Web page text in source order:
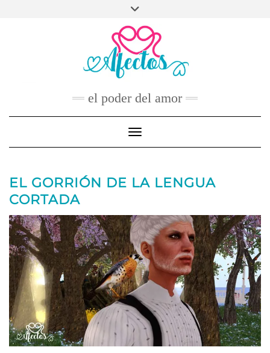
FACEBOOK
TWITTER
INSTAGRAM
PINTEREST
CONTACTO
el poder del amor
Toggle Navigation
EL GORRIÓN DE LA LENGUA
CORTADA